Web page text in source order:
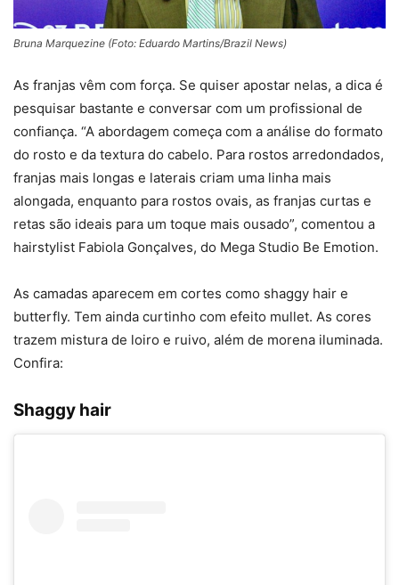
Bruna Marquezine (Foto: Eduardo Martins/Brazil News)
As franjas vêm com força. Se quiser apostar nelas, a dica é
pesquisar bastante e conversar com um profissional de
confiança. “A abordagem começa com a análise do formato
do rosto e da textura do cabelo. Para rostos arredondados,
franjas mais longas e laterais criam uma linha mais
alongada, enquanto para rostos ovais, as franjas curtas e
retas são ideais para um toque mais ousado”, comentou a
hairstylist Fabiola Gonçalves, do Mega Studio Be Emotion.
As camadas aparecem em cortes como shaggy hair e
butterfly. Tem ainda curtinho com efeito mullet. As cores
trazem mistura de loiro e ruivo, além de morena iluminada.
Confira:
Shaggy hair